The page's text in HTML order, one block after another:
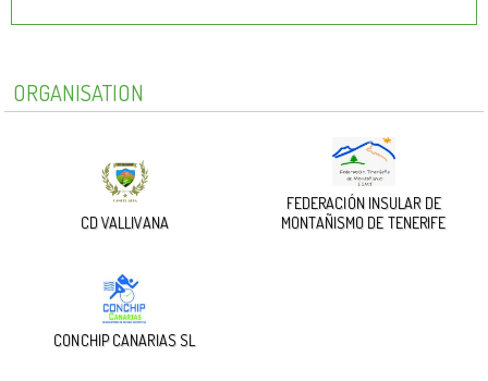
ORGANISATION
CD VALLIVANA
FEDERACIÓN INSULAR DE
MONTAÑISMO DE TENERIFE
CONCHIP CANARIAS SL